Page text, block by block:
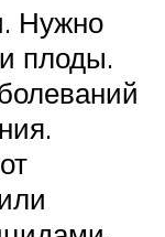
Нужно
плоды.